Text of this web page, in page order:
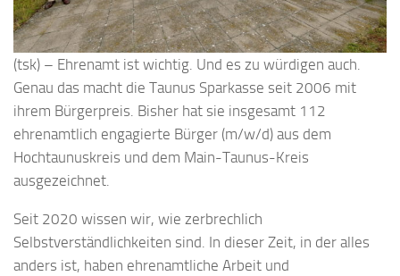
(tsk) – Ehrenamt ist wichtig. Und es zu würdigen auch.
Genau das macht die Taunus Sparkasse seit 2006 mit
ihrem Bürgerpreis. Bisher hat sie insgesamt 112
ehrenamtlich engagierte Bürger (m/w/d) aus dem
Hochtaunuskreis und dem Main-Taunus-Kreis
ausgezeichnet.
Seit 2020 wissen wir, wie zerbrechlich
Selbstverständlichkeiten sind. In dieser Zeit, in der alles
anders ist, haben ehrenamtliche Arbeit und